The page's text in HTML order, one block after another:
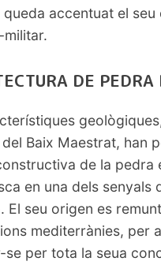
accentuat el seu
militar.
DE PEDRA
Baix Maestrat, han
de la pedra
en una dels senyals
El seu origen es
mediterrànies, per
se per tota la seua